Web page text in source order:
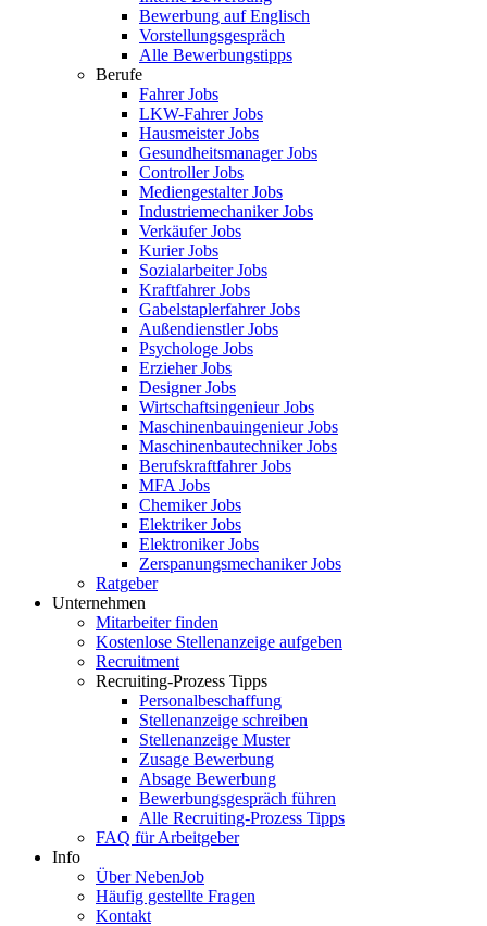
Bewerbung auf Englisch
Vorstellungsgespräch
Alle Bewerbungstipps
Berufe
Fahrer Jobs
LKW-Fahrer Jobs
Hausmeister Jobs
Gesundheitsmanager Jobs
Controller Jobs
Mediengestalter Jobs
Industriemechaniker Jobs
Verkäufer Jobs
Kurier Jobs
Sozialarbeiter Jobs
Kraftfahrer Jobs
Gabelstaplerfahrer Jobs
Außendienstler Jobs
Psychologe Jobs
Erzieher Jobs
Designer Jobs
Wirtschaftsingenieur Jobs
Maschinenbauingenieur Jobs
Maschinenbautechniker Jobs
Berufskraftfahrer Jobs
MFA Jobs
Chemiker Jobs
Elektriker Jobs
Elektroniker Jobs
Zerspanungsmechaniker Jobs
Ratgeber
Unternehmen
Mitarbeiter finden
Kostenlose Stellenanzeige aufgeben
Recruitment
Recruiting-Prozess Tipps
Personalbeschaffung
Stellenanzeige schreiben
Stellenanzeige Muster
Zusage Bewerbung
Absage Bewerbung
Bewerbungsgespräch führen
Alle Recruiting-Prozess Tipps
FAQ für Arbeitgeber
Info
Über NebenJob
Häufig gestellte Fragen
Kontakt